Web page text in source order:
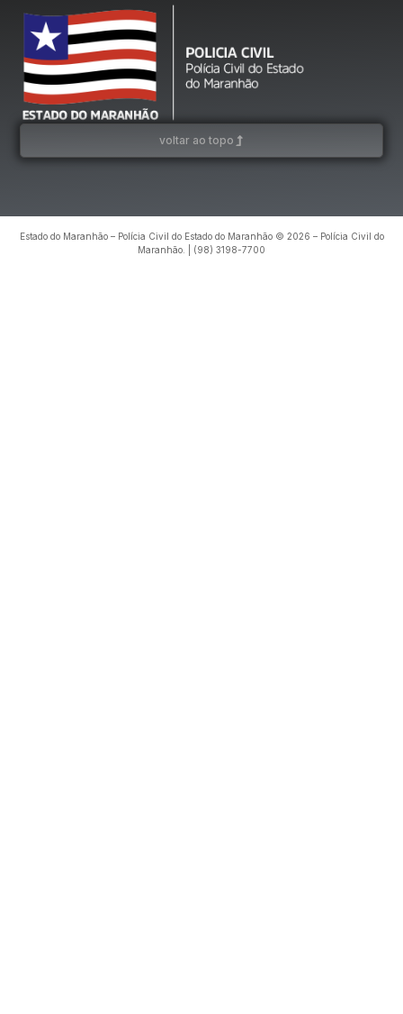
voltar ao topo
Estado do Maranhão – Polícia Civil do Estado do Maranhão © 2026 – Polícia Civil do
Maranhão. | (98) 3198-7700